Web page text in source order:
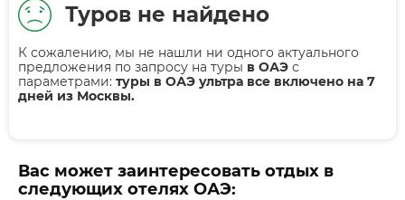
Туров не найдено
К сожалению, мы не нашли ни одного актуального
предложения по запросу на туры в ОАЭ с
параметрами: туры в ОАЭ ультра все включено на 7
дней из Москвы.
Вас может заинтересовать отдых в
следующих отелях ОАЭ: